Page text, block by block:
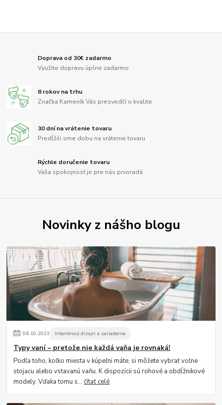
Doprava od 30€ zadarmo
Využite dopravu úplne zadarmo
8 rokov na trhu
Značka Kameník Vás presvedčí o kvalite
30 dní na vrátenie tovaru
Predĺžili sme dobu na vrátenie tovaru
Rýchle doručenie tovaru
Vaša spokojnosť je pre nás prvoradá
Novinky z nášho blogu
06.10.2023 Interiérový dizajn a zariadenie
Typy vaní – pretože nie každá vaňa je rovnaká!
Podľa toho, koľko miesta v kúpeľni máte, si môžete vybrať voľne
stojacu alebo vstavanú vaňu. K dispozícii sú rohové a obdĺžnikové
modely. Vďaka tomu s...čítať celé